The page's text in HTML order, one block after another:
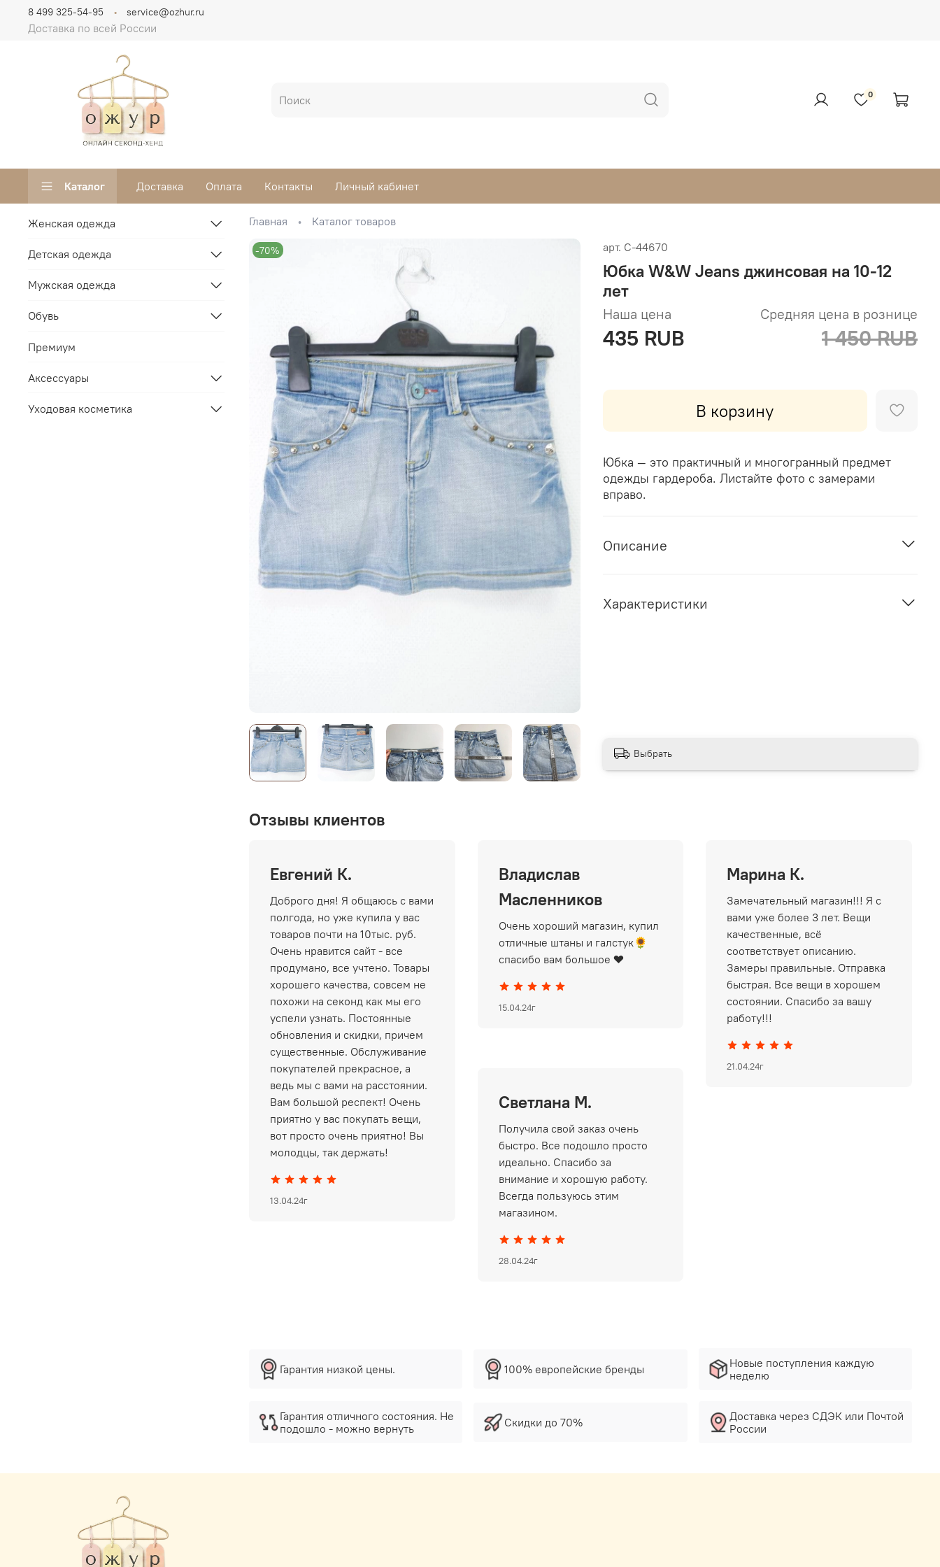
Доставка по всей России
8 499 325-54-95 service@ozhur.ru
0
Каталог Доставка Оплата Контакты Личный кабинет
Главная Каталог товаров
-70% арт. С-44670
Юбка W&W Jeans джинсовая на 10-12
лет
Наша цена
435 RUB
Средняя цена в рознице
1 450 RUB
В корзину
Юбка — это практичный и многогранный предмет
одежды гардероба. Листайте фото с замерами
вправо.
Описание
Характеристики
Выбрать
Отзывы клиентов
Евгений К.
Доброго дня! Я общаюсь с вами
полгода, но уже купила у вас
товаров почти на 10тыс. руб.
Очень нравится сайт - все
продумано, все учтено. Товары
хорошего качества, совсем не
похожи на секонд как мы его
успели узнать. Постоянные
обновления и скидки, причем
существенные. Обслуживание
покупателей прекрасное, а
ведь мы с вами на расстоянии.
Вам большой респект! Очень
приятно у вас покупать вещи,
вот просто очень приятно! Вы
молодцы, так держать!
13.04.24г
Владислав
Масленников
Очень хороший магазин, купил
отличные штаны и галстук🌻
спасибо вам большое ❤️
15.04.24г
Марина К.
Замечательный магазин!!! Я с
вами уже более 3 лет. Вещи
качественные, всё
соответствует описанию.
Замеры правильные. Отправка
быстрая. Все вещи в хорошем
состоянии. Спасибо за вашу
работу!!!
21.04.24г
Светлана М.
Получила свой заказ очень
быстро. Все подошло просто
идеально. Спасибо за
внимание и хорошую работу.
Всегда пользуюсь этим
магазином.
28.04.24г
Гарантия низкой цены.
Гарантия отличного состояния. Не
подошло - можно вернуть
100% европейские бренды
Скидки до 70%
Новые поступления каждую
неделю
Доставка через СДЭК или Почтой
России
Женская одежда
Детская одежда
Мужская одежда
Обувь
Премиум
Аксессуары
Уходовая косметика